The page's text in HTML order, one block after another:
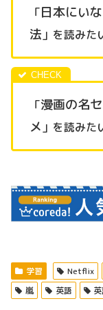
「日本にい
法 」を読みた
「漫画の名
メ 」を読みた
学習 Netflix
嵐
英語